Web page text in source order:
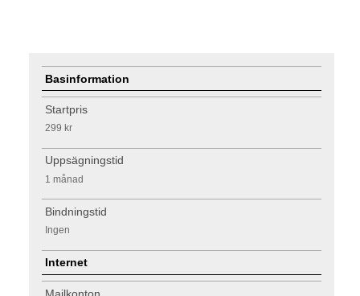
Basinformation
Startpris
299 kr
Uppsägningstid
1 månad
Bindningstid
Ingen
Internet
Mailkonton